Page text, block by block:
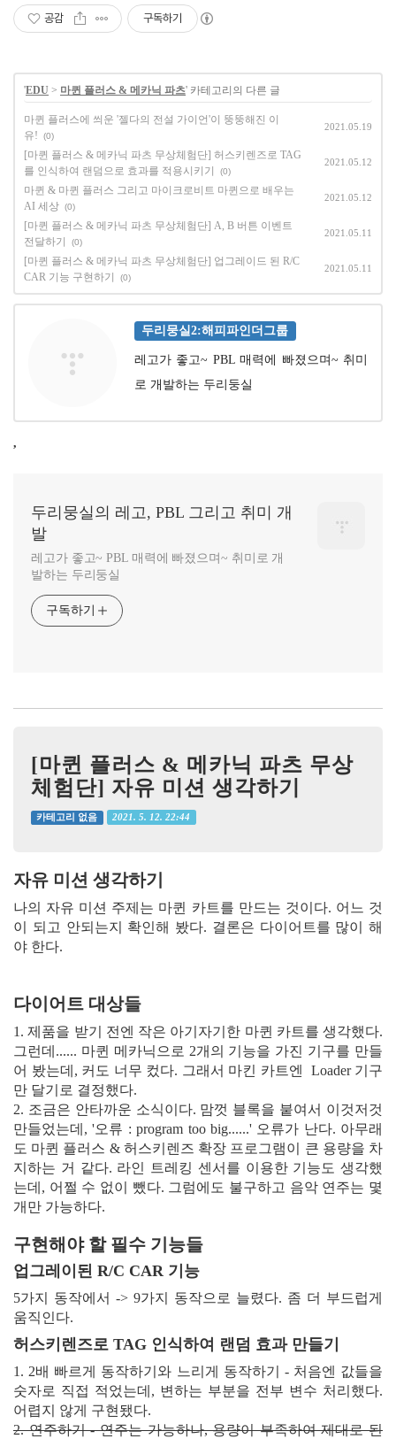
공감 구독하기
'EDU > 마퀸 플러스 & 메카닉 파츠' 카테고리의 다른 글
마퀸 플러스에 씌운 '젤다의 전설 가이언'이 뚱뚱해진 이
유!
(0)
2021.05.19
[마퀸 플러스 & 메카닉 파츠 무상체험단] 허스키렌즈로 TAG
를 인식하여 랜덤으로 효과를 적용시키기
(0)
2021.05.12
마퀸 & 마퀸 플러스 그리고 마이크로비트 마퀸으로 배우는
AI 세상 (0)
2021.05.12
[마퀸 플러스 & 메카닉 파츠 무상체험단] A, B 버튼 이벤트
전달하기
(0)
2021.05.11
[마퀸 플러스 & 메카닉 파츠 무상체험단] 업그레이드 된 R/C
CAR 기능 구현하기
(0)
2021.05.11
두리뭉실2:해피파인더그룹
레고가 좋고~ PBL 매력에 빠졌으며~ 취미
로 개발하는 두리둥실
,
두리뭉실의 레고, PBL 그리고 취미 개
발
레고가 좋고~ PBL 매력에 빠졌으며~ 취미로 개
발하는 두리둥실
구독하기
[마퀸 플러스 & 메카닉 파츠 무상
체험단] 자유 미션 생각하기
카테고리 없음 2021. 5. 12. 22:44
자유 미션 생각하기
나의 자유 미션 주제는 마퀸 카트를 만드는 것이다. 어느 것
이 되고 안되는지 확인해 봤다. 결론은 다이어트를 많이 해
야 한다.
다이어트 대상들
1. 제품을 받기 전엔 작은 아기자기한 마퀸 카트를 생각했다.
그런데...... 마퀸 메카닉으로 2개의 기능을 가진 기구를 만들
어 봤는데, 커도 너무 컸다. 그래서 마킨 카트엔 Loader 기구
만 달기로 결정했다.
2. 조금은 안타까운 소식이다. 맘껏 블록을 붙여서 이것저것
만들었는데, '오류 : program too big......' 오류가 난다. 아무래
도 마퀸 플러스 & 허스키렌즈 확장 프로그램이 큰 용량을 차
지하는 거 같다. 라인 트레킹 센서를 이용한 기능도 생각했
는데, 어쩔 수 없이 뺐다. 그럼에도 불구하고 음악 연주는 몇
개만 가능하다.
구현해야 할 필수 기능들
업그레이된 R/C CAR 기능
5가지 동작에서 -> 9가지 동작으로 늘렸다. 좀 더 부드럽게
움직인다.
허스키렌즈로 TAG 인식하여 랜덤 효과 만들기
1. 2배 빠르게 동작하기와 느리게 동작하기 - 처음엔 값들을
숫자로 직접 적었는데, 변하는 부분을 전부 변수 처리했다.
어렵지 않게 구현됐다.
2. 연주하기 - 연주는 가능하나, 용량이 부족하여 제대로 된